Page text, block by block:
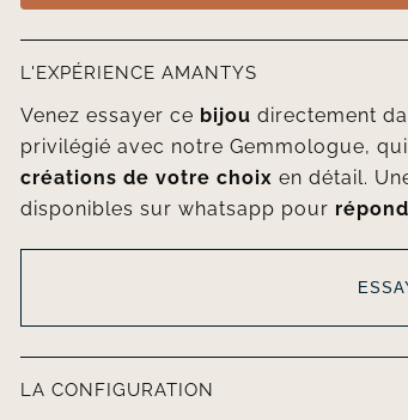
L'EXPÉRIENCE AMANTYS
Venez essayer ce bijou directement
privilégié avec notre Gemmologue,
créations de votre choix en détail.
disponibles sur whatsapp pour
LA CONFIGURATION